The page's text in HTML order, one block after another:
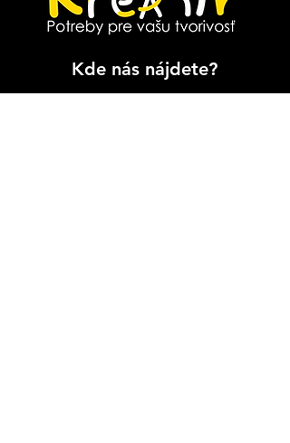
Kde nás nájdete?